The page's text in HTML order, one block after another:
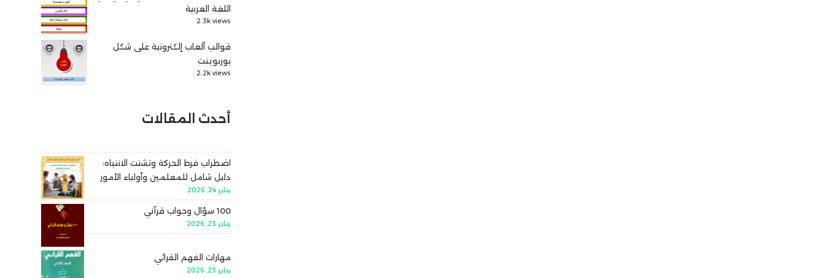
اللغة العربية
2.3k views
قوالب ألعاب إلكترونية على شكل
بوربوينت
2.2k views
أحدث المقالات
اضطراب فرط الحركة وتشتت الانتباه:
دليل شامل للمعلمين وأولياء الأمور
يناير 24, 2026
100 سؤال وجواب قرآني
يناير 23, 2026
مهارات الفهم القرائي
يناير 23, 2026